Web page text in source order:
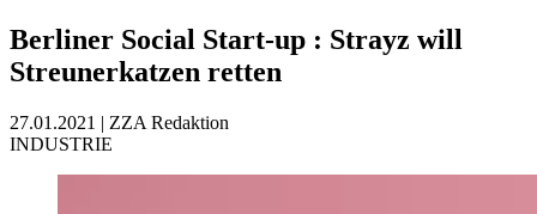
Berliner Social Start-up : Strayz will
Streunerkatzen retten
27.01.2021 | ZZA Redaktion
INDUSTRIE